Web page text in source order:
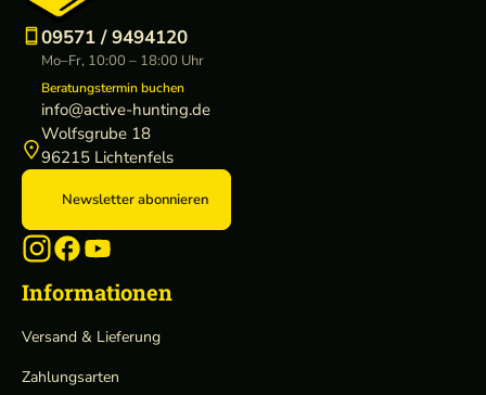
09571 / 9494120
Mo–Fr, 10:00 – 18:00 Uhr
Beratungstermin buchen
info@active-hunting.de
Wolfsgrube 18
96215 Lichtenfels
Newsletter abonnieren
Informationen
Versand & Lieferung
Zahlungsarten